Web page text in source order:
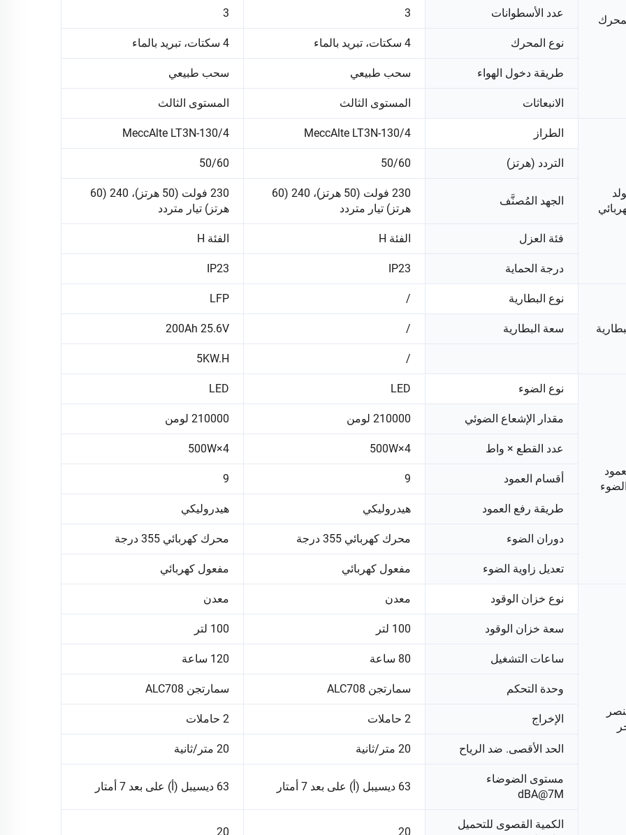
عدد الأسطوانات 3
3
نوع المحرك 4 سكتات، تبريد بالماء 4 سكتات، تبريد بالماء
طريقة دخول الهواء سحب طبيعي سحب طبيعي
الانبعاثات المستوى الثالث المستوى الثالث
الطراز MeccAlte LT3N-130/4
MeccAlte LT3N-130/4
التردد (هرتز) 50/60
50/60
الجهد المُصنَّف
230 فولت (50 هرتز)، 240 (60
هرتز) تيار متردد
230 فولت (50 هرتز)، 240 (60
هرتز) تيار متردد
فئة العزل الفئة H الفئة H
درجة الحماية IP23
IP23
نوع البطارية /
LFP
سعة البطارية /
200Ah 25.6V
/
5KW.H
نوع الضوء LED
LED
مقدار الإشعاع الضوئي 210000 لومن 210000 لومن
عدد القطع × واط 4×500W
4×500W
أقسام العمود 9
9
طريقة رفع العمود هيدروليكي هيدروليكي
دوران الضوء محرك كهربائي 355 درجة محرك كهربائي 355 درجة
تعديل زاوية الضوء مفعول كهربائي مفعول كهربائي
نوع خزان الوقود معدن معدن
سعة خزان الوقود 100 لتر 100 لتر
ساعات التشغيل 80 ساعة 120 ساعة
وحدة التحكم سمارتجن ALC708 سمارتجن ALC708
الإخراج 2 حاملات 2 حاملات
الحد الأقصى. ضد الرياح 20 متر/ثانية 20 متر/ثانية
مستوى الضوضاء
dBA@7M
63 ديسيبل (أ) على بعد 7 أمتار 63 ديسيبل (أ) على بعد 7 أمتار
الكمية القصوى للتحميل
20
20